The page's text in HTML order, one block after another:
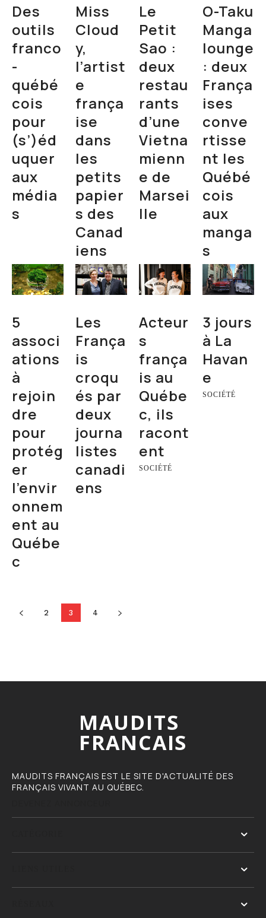
Des
outils
franco
-
québé
cois
pour
(s’)éd
uquer
aux
média
s
Miss
Cloud
y,
l’artist
e
frança
ise
dans
les
petits
papier
s des
Canad
iens
Le
Petit
Sao :
deux
restau
rants
d’une
Vietna
mienn
e de
Marsei
lle
O-Taku
Manga
lounge
: deux
França
ises
conve
rtisse
nt les
Québé
cois
aux
manga
s
5
associ
ations
à
rejoin
dre
pour
protég
er
l’envir
onnem
ent au
Québe
c
Les
França
is
croqu
és par
deux
journa
listes
canadi
ens
Acteur
s
frança
is au
Québe
c, ils
racont
ent
SOCIÉTÉ
3 jours
à La
Havan
e
SOCIÉTÉ
2 3 4
MAUDITS
FRANCAIS
MAUDITS FRANÇAIS EST LE SITE D'ACTUALITÉ DES
FRANÇAIS VIVANT AU QUÉBEC.